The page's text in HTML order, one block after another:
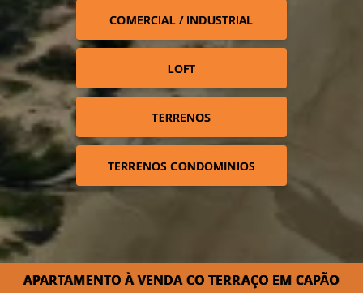
COMERCIAL / INDUSTRIAL
LOFT
TERRENOS
TERRENOS CONDOMINIOS
APARTAMENTO À VENDA CO TERRAÇO EM CAPÃO